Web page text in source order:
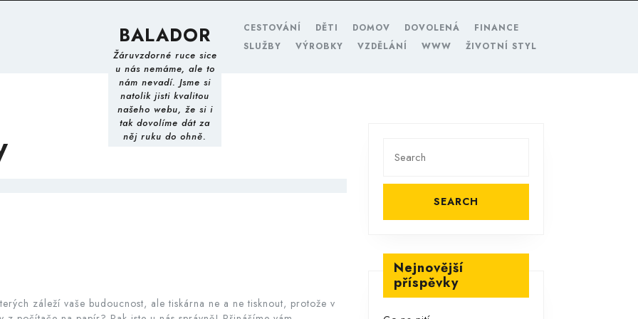
BALADOR
Žáruvzdorné ruce sice
u nás nemáme, ale to
nám nevadí. Jsme si
natolik jisti kvalitou
našeho webu, že si i
tak dovolíme dát za
něj ruku do ohně.
CESTOVÁNÍ DĚTI DOMOV DOVOLENÁ
FINANCE
SLUŽBY
VÝROBKY VZDĚLÁNÍ WWW ŽIVOTNÍ STYL
záleží vaše budoucnost, ale tiskárna ne a ne tisknout, protože v
for:
Nejnovější
příspěvky